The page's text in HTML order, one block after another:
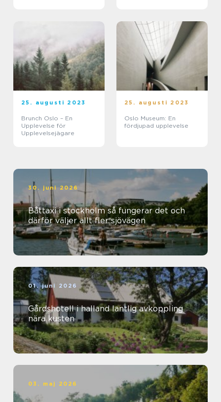
25. augusti 2023
Brunch Oslo – En
Upplevelse för
Upplevelsejägare
25. augusti 2023
Oslo Museum: En
fördjupad upplevelse
30. juni 2026
Båttaxi i stockholm så fungerar det och
därför väljer allt fler sjövägen
01. juni 2026
Gårdshotell i halland lantlig avkoppling
nära kusten
03. maj 2026